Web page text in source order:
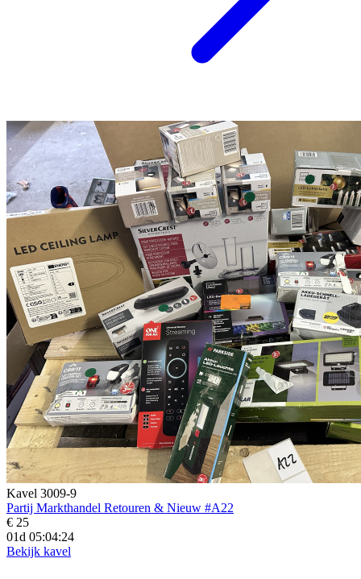
Kavel 3009-9
Partij Markthandel Retouren & Nieuw #A22
€ 25
01d 05:04:23
Bekijk kavel